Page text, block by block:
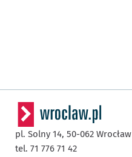
pl. Solny 14, 50-062 Wrocław
tel. 71 776 71 42